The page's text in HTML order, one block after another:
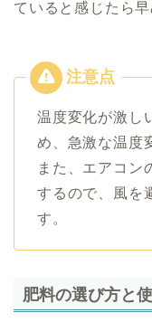
ていると感じたら
温度変化が激し
め、急激な温度
また、エアコン
するので、風を
す。
肥料の選び方と